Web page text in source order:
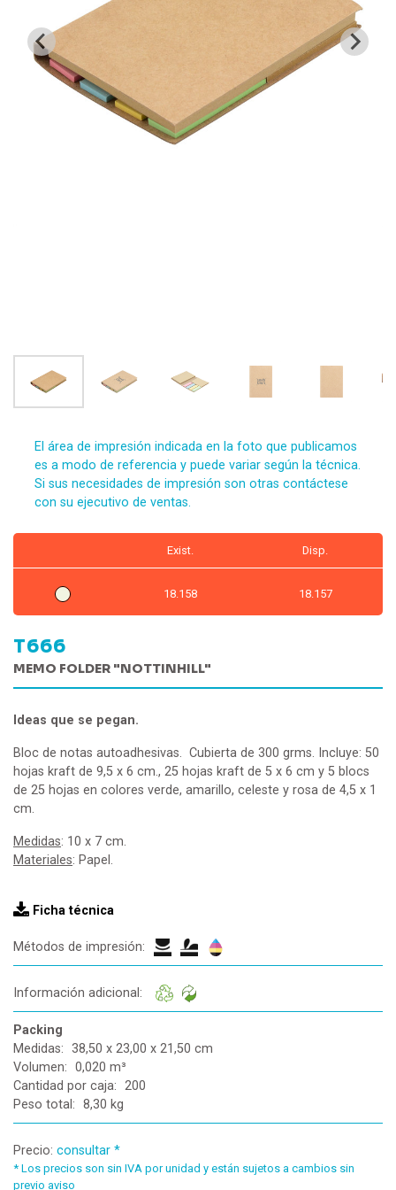
El área de impresión indicada en la foto que publicamos
es a modo de referencia y puede variar según la técnica.
Si sus necesidades de impresión son otras contáctese
con su ejecutivo de ventas.
Exist. Disp.
18.158 18.157
T666
MEMO FOLDER "NOTTINHILL"
Ideas que se pegan.
Bloc de notas autoadhesivas. Cubierta de 300 grms. Incluye: 50
hojas kraft de 9,5 x 6 cm., 25 hojas kraft de 5 x 6 cm y 5 blocs
de 25 hojas en colores verde, amarillo, celeste y rosa de 4,5 x 1
cm.
Medidas: 10 x 7 cm.
Materiales: Papel.
Ficha técnica
Métodos de impresión:
Información adicional:
Packing
Medidas: 38,50 x 23,00 x 21,50 cm
Volumen: 0,020 m³
Cantidad por caja: 200
Peso total: 8,30 kg
Precio: consultar *
* Los precios son sin IVA por unidad y están sujetos a cambios sin
previo aviso